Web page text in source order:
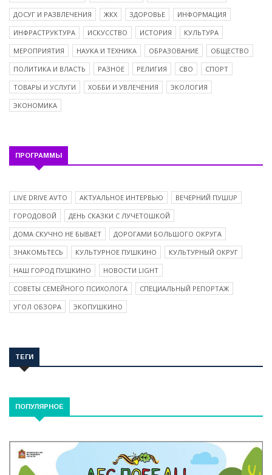
ДОСУГ И РАЗВЛЕЧЕНИЯ
ЖКХ ЗДОРОВЬЕ
ИНФОРМАЦИЯ
ИНФРАСТРУКТУРА
ИСКУССТВО ИСТОРИЯ
КУЛЬТУРА
МЕРОПРИЯТИЯ
НАУКА И ТЕХНИКА ОБРАЗОВАНИЕ
ОБЩЕСТВО
ПОЛИТИКА И ВЛАСТЬ
РАЗНОЕ РЕЛИГИЯ СВО
СПОРТ
ТОВАРЫ И УСЛУГИ
ХОББИ И УВЛЕЧЕНИЯ
ЭКОЛОГИЯ
ЭКОНОМИКА
ПРОГРАММЫ
LIVE DRIVE AVTO АКТУАЛЬНОЕ ИНТЕРВЬЮ
ВЕЧЕРНИЙ ПУШUP
ГОРОДОВОЙ
ДЕНЬ СКАЗКИ С ЛУЧЕТОШКОЙ
ДОМА СКУЧНО НЕ БЫВАЕТ
ДОРОГАМИ БОЛЬШОГО ОКРУГА
ЗНАКОМЬТЕСЬ
КУЛЬТУРНОЕ ПУШКИНО
КУЛЬТУРНЫЙ ОКРУГ
НАШ ГОРОД ПУШКИНО
НОВОСТИ LIGHT
СОВЕТЫ СЕМЕЙНОГО ПСИХОЛОГА
СПЕЦИАЛЬНЫЙ РЕПОРТАЖ
УГОЛ ОБЗОРА
ЭКОПУШКИНО
ТЕГИ
ПОПУЛЯРНОЕ